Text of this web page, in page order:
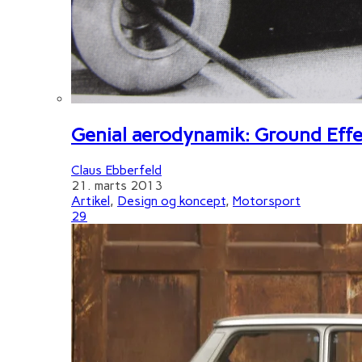
Genial aerodynamik: Ground
Claus Ebberfeld
21. marts 2013
Artikel, Design og koncept, Motorsport
29